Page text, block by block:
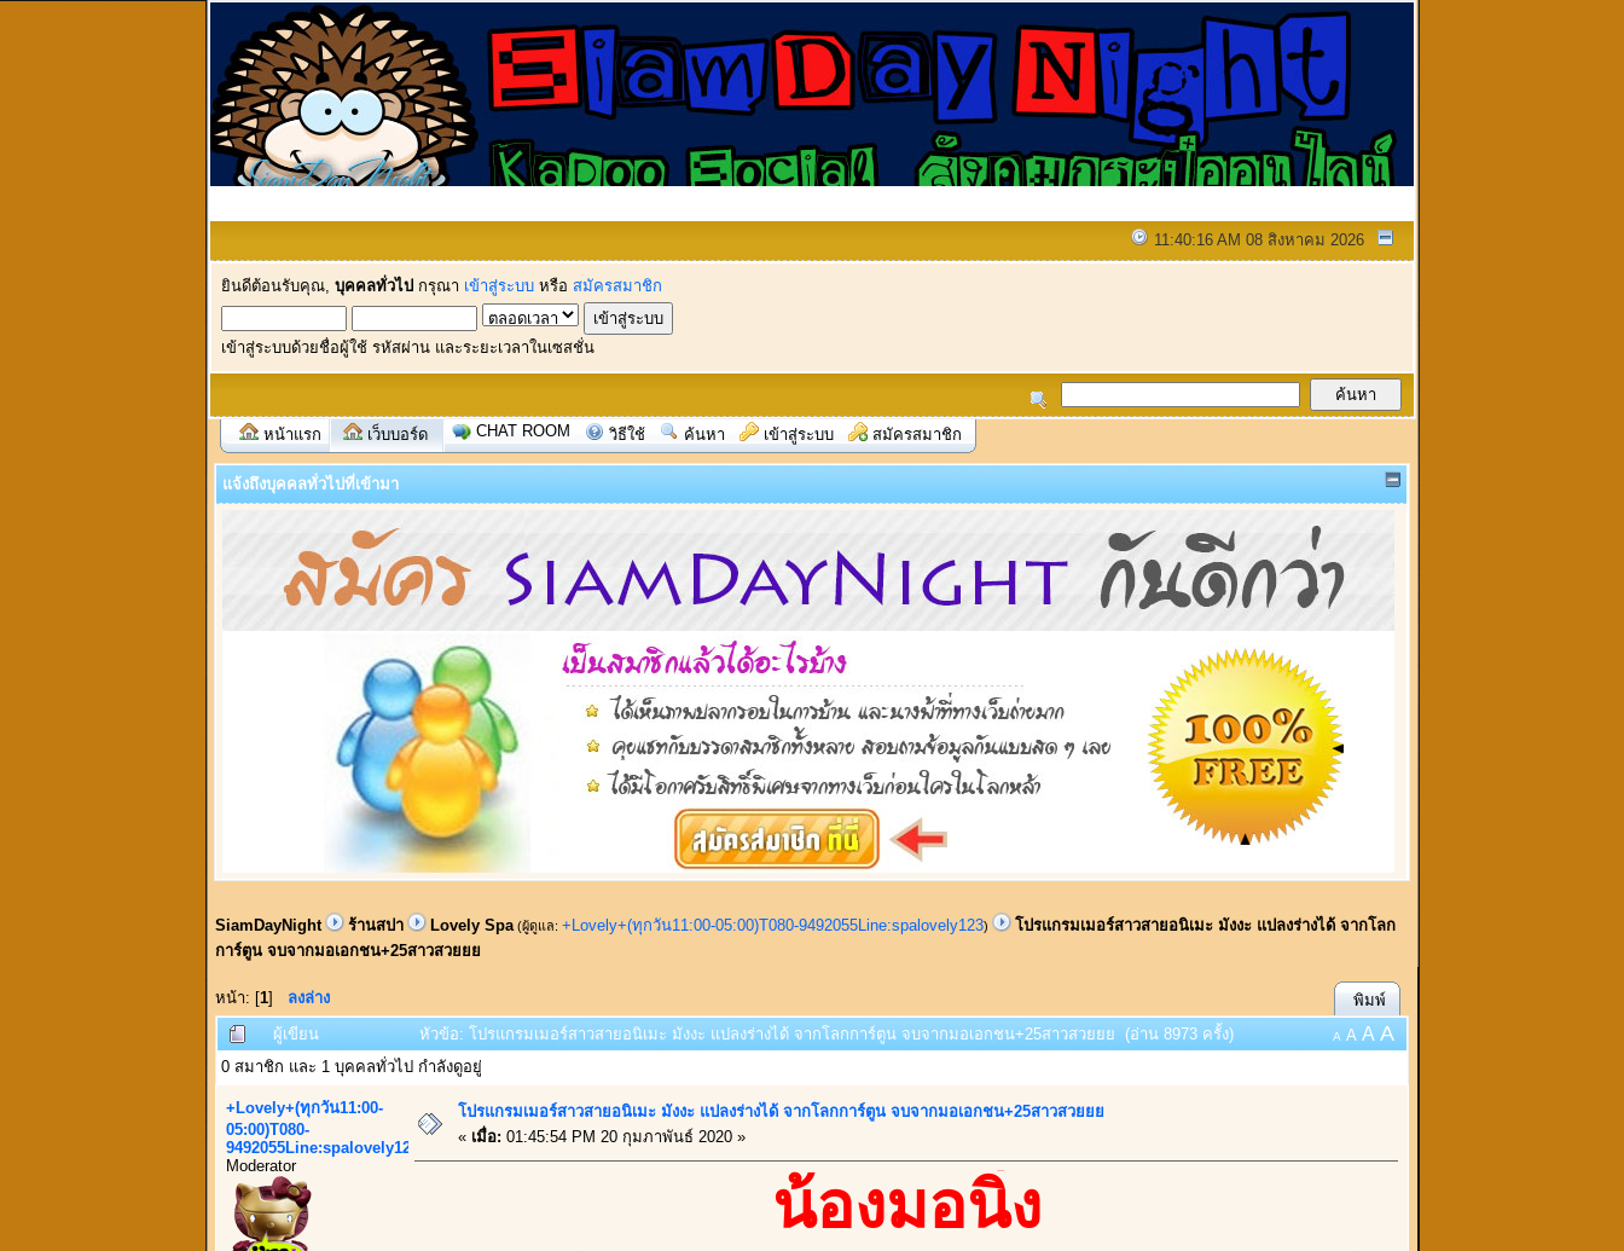
11:40:16 AM 08 สิงหาคม 2026
ยินดีต้อนรับคุณ, บุคคลทั่วไป กรุณา เข้าสู่ระบบ หรือ สมัครสมาชิก
เข้าสู่ระบบด้วยชื่อผู้ใช้ รหัสผ่าน และระยะเวลาในเซสชั่น
หน้าแรก เว็บบอร์ด CHAT ROOM วิธีใช้ ค้นหา เข้าสู่ระบบ สมัครสมาชิก
แจ้งถึงบุคคลทั่วไปที่เข้ามา
SiamDayNight ร้านสปา Lovely Spa (ผู้ดูแล: +Lovely+(ทุกวัน11:00-05:00)T080-9492055Line:spalovely123)
โปรแกรมเมอร์สาวสายอนิเมะ มังงะ แปลงร่างได้ จากโลก
การ์ตูน จบจากมอเอกชน+25สาวสวยยย
หน้า: [1] ลงล่าง
พิมพ์
ผู้เขียน
หัวข้อ: โปรแกรมเมอร์สาวสายอนิเมะ มังงะ แปลงร่างได้ จากโลกการ์ตูน จบจากมอเอกชน+25สาวสวยยย (อ่าน 8973 ครั้ง) A A A A
0 สมาชิก และ 1 บุคคลทั่วไป กำลังดูอยู่
+Lovely+(ทุกวัน11:00-
05:00)T080-
9492055Line:spalovely123
Moderator
โปรแกรมเมอร์สาวสายอนิเมะ มังงะ แปลงร่างได้ จากโลกการ์ตูน จบจากมอเอกชน+25สาวสวยยย
« เมื่อ: 01:45:54 PM 20 กุมภาพันธ์ 2020 »
น้องมอนิ่ง